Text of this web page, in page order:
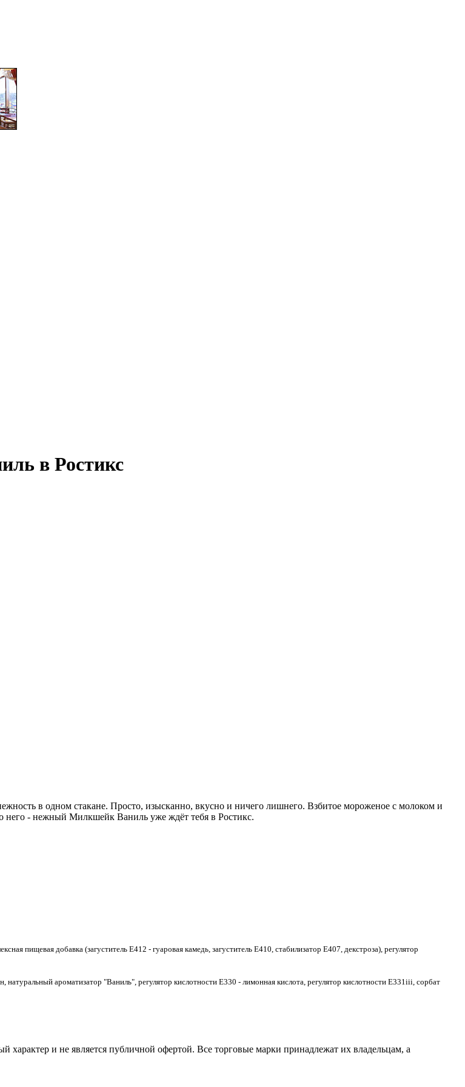
в Ростикс
в одном стакане. Просто, изысканно, вкусно и ничего лишнего. Взбитое мороженое с молоком и
него - нежный Милкшейк Ваниль уже ждёт тебя в Ростикс.
пищевая добавка (загуститель Е412 - гуаровая камедь, загуститель Е410, стабилизатор E407, декстроза), регулятор
ароматизатор "Ваниль", регулятор кислотности E330 - лимонная кислота, регулятор кислотности E331iii, сорбат
и не является публичной офертой. Все торговые марки принадлежат их владельцам, а